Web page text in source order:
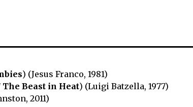
) (Jesus Franco, 1981)
The Beast in Heat) (Luigi Batzella, 1977)
2011)